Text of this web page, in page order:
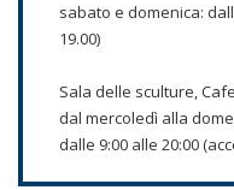
sabato e domenica:
19.00)
Sala delle sculture,
dal mercoledì alla
dalle 9:00 alle 20:00